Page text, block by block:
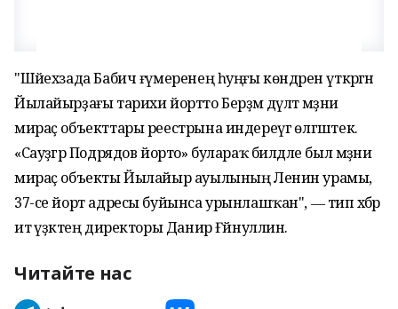
"Шәйехзада Бабич ғүмеренең һуңғы көндәрен үткәргән
Йылайырҙағы тарихи йортто Берҙәм дәүләт мәҙәни
мираҫ объекттары реестрына индереүгә өлгәштек.
«Сауҙәгәр Подрядов йорто» булараҡ билдәле был мәҙәни
мираҫ объекты Йылайыр ауылының Ленин урамы,
37-се йорт адресы буйынса урынлашҡан", ― тип хәбәр
итә үҙәктең директоры Данир Ғәйнуллин.
Читайте нас